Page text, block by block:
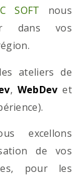
SOFT nous
dans vos
ateliers de
, WebDev et
excellons
de vos
pour les